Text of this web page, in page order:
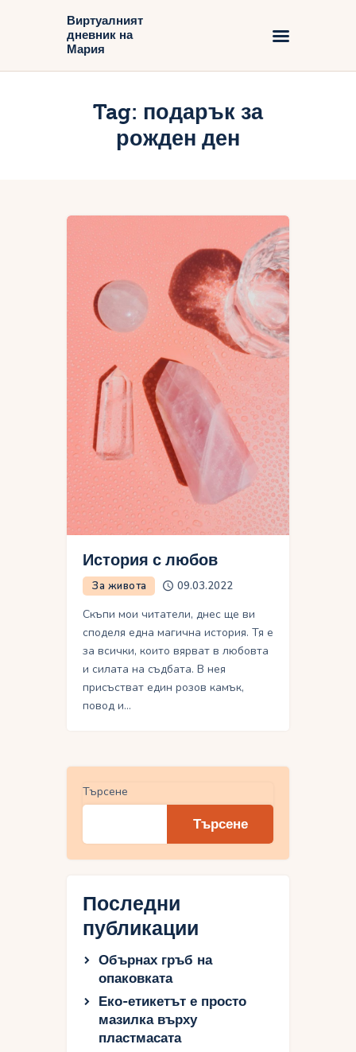
Виртуалният
дневник на
Мария
Tag: подарък за
рожден ден
Виртуалният дневник на Мария
Блог
История с любов
За живота 09.03.2022
Скъпи мои читатели, днес ще ви
споделя една магична история. Тя е
за всички, които вярват в любовта
и силата на съдбата. В нея
присъстват един розов камък,
повод и…
Търсене
Търсене
Последни
публикации
Обърнах гръб на
опаковката
Еко-етикетът е просто
мазилка върху
пластмасата